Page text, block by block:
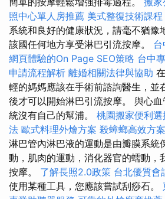
照中心單人房推薦 美式整復技術課程
系統和良好的健康狀況，請毫不猶豫
該國任何地方享受淋巴引流按摩。
網頁體驗的On Page SEO策略 台中
申請流程解析 離婚相關法律與協助
輕的媽媽應該在手術前諮詢醫生，並
後才可以開始淋巴引流按摩。 與心
統沒有自己的幫浦。 桃園搬家便利選
法 歐式料理外燴方案 殺蟑螂高效方案
淋巴管內淋巴液的運動是由瓣膜系統
動，肌肉的運動，消化器官的蠕動，
按摩。 了解長照2.0政策 台北優質會
使用某種工具，您應該嘗試刮痧石。